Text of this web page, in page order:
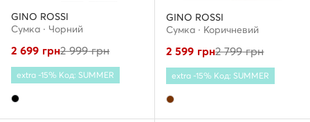
GINO ROSSI
Сумка · Чорний
2 699 грн2 999грн
extra -15% Код: SUMMER
GINO ROSSI
Сумка · Коричневий
2 599 грн2 799грн
extra -15% Код: SUMMER